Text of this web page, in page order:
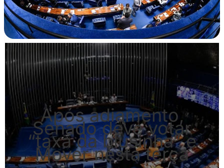
Após adiamento,
Senado deve votar
“taxa da blusinha” e
Mover nesta terça